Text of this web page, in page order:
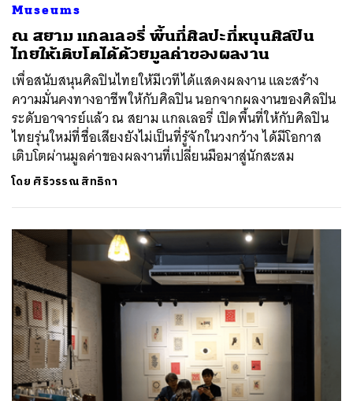
Museums
ณ สยาม แกลเลอรี่ พื้นที่ศิลปะที่หนุนศิลปิน
ไทยให้เติบโตได้ด้วยมูลค่าของผลงาน
เพื่อสนับสนุนศิลปินไทยให้มีเวทีได้แสดงผลงาน และสร้าง
ความมั่นคงทางอาชีพให้กับศิลปิน นอกจากผลงานของศิลปิน
ระดับอาจารย์แล้ว ณ สยาม แกลเลอรี่ เปิดพื้นที่ให้กับศิลปิน
ไทยรุ่นใหม่ที่ชื่อเสียงยังไม่เป็นที่รู้จักในวงกว้าง ได้มีโอกาส
เติบโตผ่านมูลค่าของผลงานที่เปลี่ยนมือมาสู่นักสะสม
โดย ศิริวรรณ สิทธิกา
ค้นหา
SHARE TWEET LINE EMAIL